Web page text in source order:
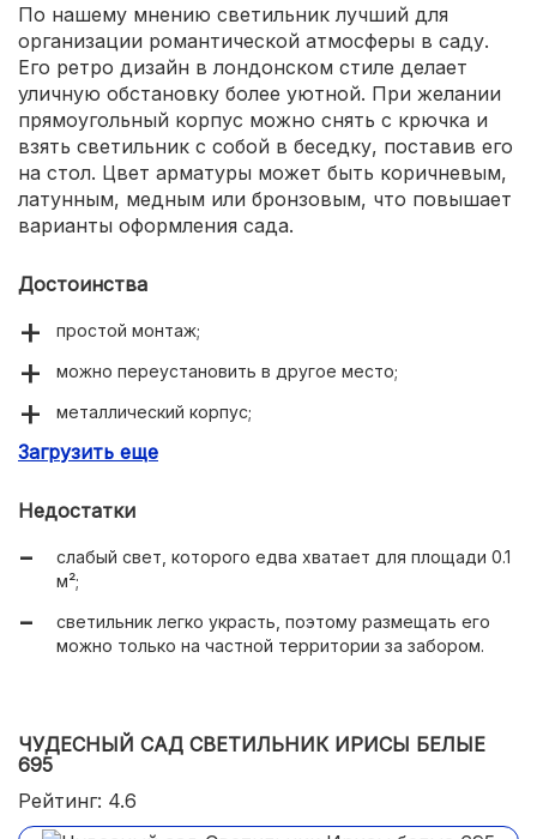
По нашему мнению светильник лучший для
организации романтической атмосферы в саду.
Его ретро дизайн в лондонском стиле делает
уличную обстановку более уютной. При желании
прямоугольный корпус можно снять с крючка и
взять светильник с собой в беседку, поставив его
на стол. Цвет арматуры может быть коричневым,
латунным, медным или бронзовым, что повышает
варианты оформления сада.
Достоинства
простой монтаж;
можно переустановить в другое место;
металлический корпус;
питается от солнечной батареи.
Загрузить еще
Недостатки
слабый свет, которого едва хватает для площади 0.1
м²;
светильник легко украсть, поэтому размещать его
можно только на частной территории за забором.
ЧУДЕСНЫЙ САД СВЕТИЛЬНИК ИРИСЫ БЕЛЫЕ
695
Рейтинг: 4.6